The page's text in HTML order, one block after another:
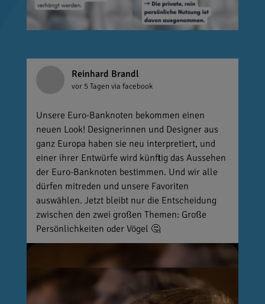
Reinhard Brandl
vor 5 Tagen via facebook
Unsere Euro-Banknoten bekommen einen
neuen Look! Designerinnen und Designer aus
ganz Europa haben sie neu interpretiert, und
einer ihrer Entwürfe wird künftig das Aussehen
der Euro-Banknoten bestimmen. Und wir alle
dürfen mitreden und unsere Favoriten
auswählen. Jetzt bleibt nur die Entscheidung
zwischen den zwei großen Themen: Große
Persönlichkeiten oder Vögel 🤔